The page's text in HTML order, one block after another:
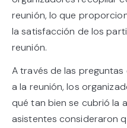
reunión, lo que
la satisfacción de los
reunión.
A través de las
a la reunión, los
qué tan bien se cubrió la
asistentes consideraron